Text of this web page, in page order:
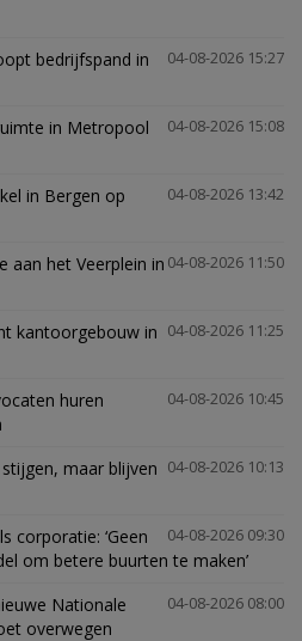
04-08-2026 15:27
bedrijfspand in
04-08-2026 15:08
in Metropool
04-08-2026 13:42
in Bergen op
04-08-2026 11:50
aan het Veerplein in
04-08-2026 11:25
kantoorgebouw in
04-08-2026 10:45
huren
04-08-2026 10:13
maar blijven
04-08-2026 09:30
corporatie: ‘Geen
om betere buurten te maken’
04-08-2026 08:00
Nationale
overwegen